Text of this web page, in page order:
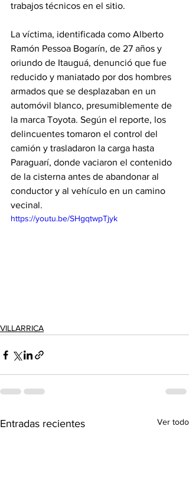
trabajos técnicos en el sitio.
La víctima, identificada como Alberto
Ramón Pessoa Bogarín, de 27 años y
oriundo de Itauguá, denunció que fue
reducido y maniatado por dos hombres
armados que se desplazaban en un
automóvil blanco, presumiblemente de
la marca Toyota. Según el reporte, los
delincuentes tomaron el control del
camión y trasladaron la carga hasta
Paraguarí, donde vaciaron el contenido
de la cisterna antes de abandonar al
conductor y al vehículo en un camino
vecinal.
https://youtu.be/SHgqtwpTjyk
VILLARRICA
Entradas recientes Ver todo